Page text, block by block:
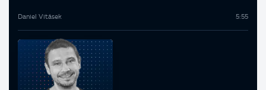
Daniel Vitásek 5:55